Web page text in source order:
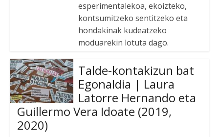
esperimentalekoa, ekoizteko,
kontsumitzeko sentitzeko eta
hondakinak kudeatzeko
moduarekin lotuta dago.
Talde-kontakizun bat
Egonaldia | Laura
Latorre Hernando eta
Guillermo Vera Idoate (2019,
2020)